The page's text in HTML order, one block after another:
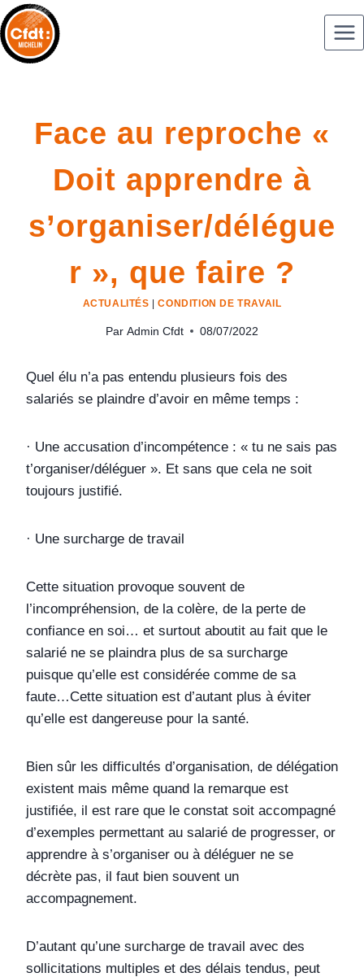
Face au reproche «
Doit apprendre à
s’organiser/délégue
r », que faire ?
ACTUALITÉS |CONDITION DE TRAVAIL
Par Admin Cfdt 08/07/2022
Quel élu n’a pas entendu plusieurs fois des
salariés se plaindre d’avoir en même temps :
· Une accusation d’incompétence : « tu ne sais pas
t’organiser/déléguer ». Et sans que cela ne soit
toujours justifié.
· Une surcharge de travail
Cette situation provoque souvent de
l’incompréhension, de la colère, de la perte de
confiance en soi… et surtout aboutit au fait que le
salarié ne se plaindra plus de sa surcharge
puisque qu’elle est considérée comme de sa
faute…Cette situation est d’autant plus à éviter
qu’elle est dangereuse pour la santé.
Bien sûr les difficultés d’organisation, de délégation
existent mais même quand la remarque est
justifiée, il est rare que le constat soit accompagné
d’exemples permettant au salarié de progresser, or
apprendre à s’organiser ou à déléguer ne se
décrète pas, il faut bien souvent un
accompagnement.
D’autant qu’une surcharge de travail avec des
sollicitations multiples et des délais tendus, peut